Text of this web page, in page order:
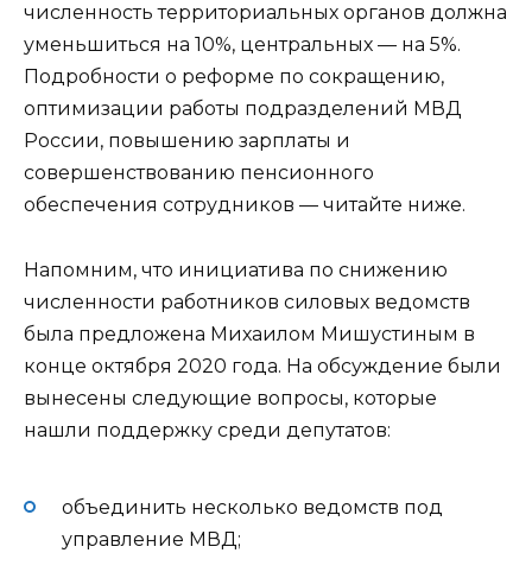
численность территориальных органов должна
уменьшиться на 10%, центральных — на 5%.
Подробности о реформе по сокращению,
оптимизации работы подразделений МВД
России, повышению зарплаты и
совершенствованию пенсионного
обеспечения сотрудников — читайте ниже.
Напомним, что инициатива по снижению
численности работников силовых ведомств
была предложена Михаилом Мишустиным в
конце октября 2020 года. На обсуждение были
вынесены следующие вопросы, которые
нашли поддержку среди депутатов:
объединить несколько ведомств под
управление МВД;